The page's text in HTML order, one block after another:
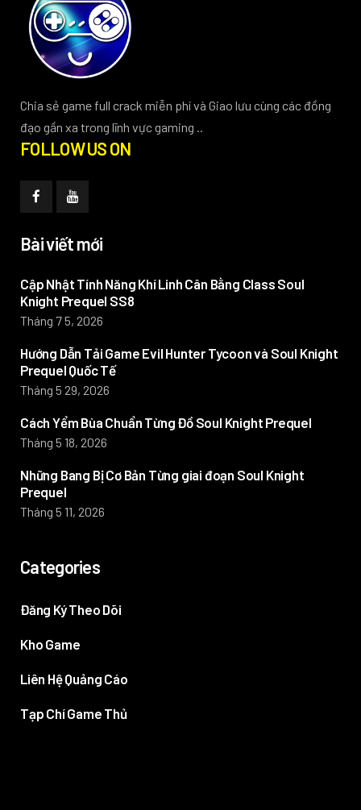
Chia sẻ game full crack miễn phí và Giao lưu cùng các đồng
đạo gần xa trong lĩnh vực gaming ..
FOLLOW US ON
Bài viết mới
Cập Nhật Tính Năng Khí Linh Cân Bằng Class Soul
Knight Prequel SS8
Tháng 7 5, 2026
Hướng Dẫn Tải Game Evil Hunter Tycoon và Soul Knight
Prequel Quốc Tế
Tháng 5 29, 2026
Cách Yểm Bùa Chuẩn Từng Đồ Soul Knight Prequel
Tháng 5 18, 2026
Những Bang Bị Cơ Bản Từng giai đoạn Soul Knight
Prequel
Tháng 5 11, 2026
Categories
Đăng Ký Theo Dõi
Kho Game
Liên Hệ Quảng Cáo
Tạp Chí Game Thủ